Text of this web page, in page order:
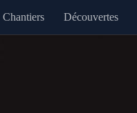
Chantiers Découvertes